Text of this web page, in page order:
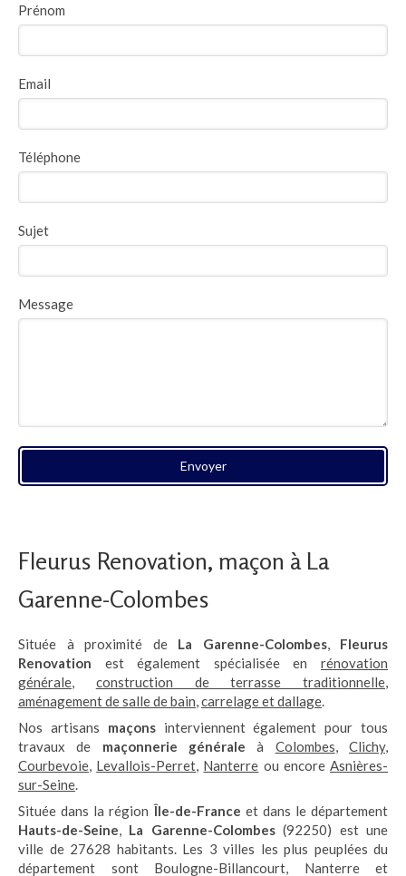
Prénom
Email
Téléphone
Sujet
Message
Envoyer
Fleurus Renovation, maçon à La
Garenne-Colombes
Située à proximité de La Garenne-Colombes, Fleurus
Renovation est également spécialisée en rénovation
générale, construction de terrasse traditionnelle,
aménagement de salle de bain,carrelage et dallage.
Nos artisans maçonsinterviennent également pour tous
travaux de maçonnerie généraleà Colombes,Clichy,
Courbevoie, Levallois-Perret, Nanterre ou encoreAsnières-
sur-Seine.
Située dans la régionÎle-de-France et dans le département
Hauts-de-Seine, La Garenne-Colombes(92250) est une
ville de 27628 habitants. Les 3 villes les plus peuplées du
département sont Boulogne-Billancourt, Nanterre et